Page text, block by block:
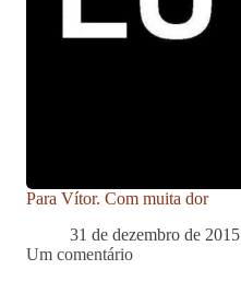
Para Vítor. Com muita dor
31 de dezembro de 2015
Um comentário